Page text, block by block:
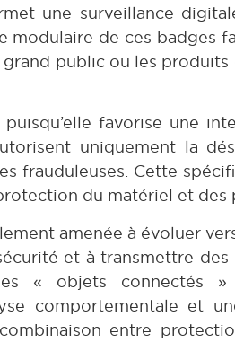
une surveillance
modulaire de ces badges
public ou les produits
favorise une
uniquement la
frauduleuses. Cette
du matériel et des
amenée à évoluer
et à transmettre
« objets connectés
comportementale et
entre